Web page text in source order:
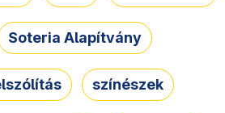
Soteria Alapítvány
színészek